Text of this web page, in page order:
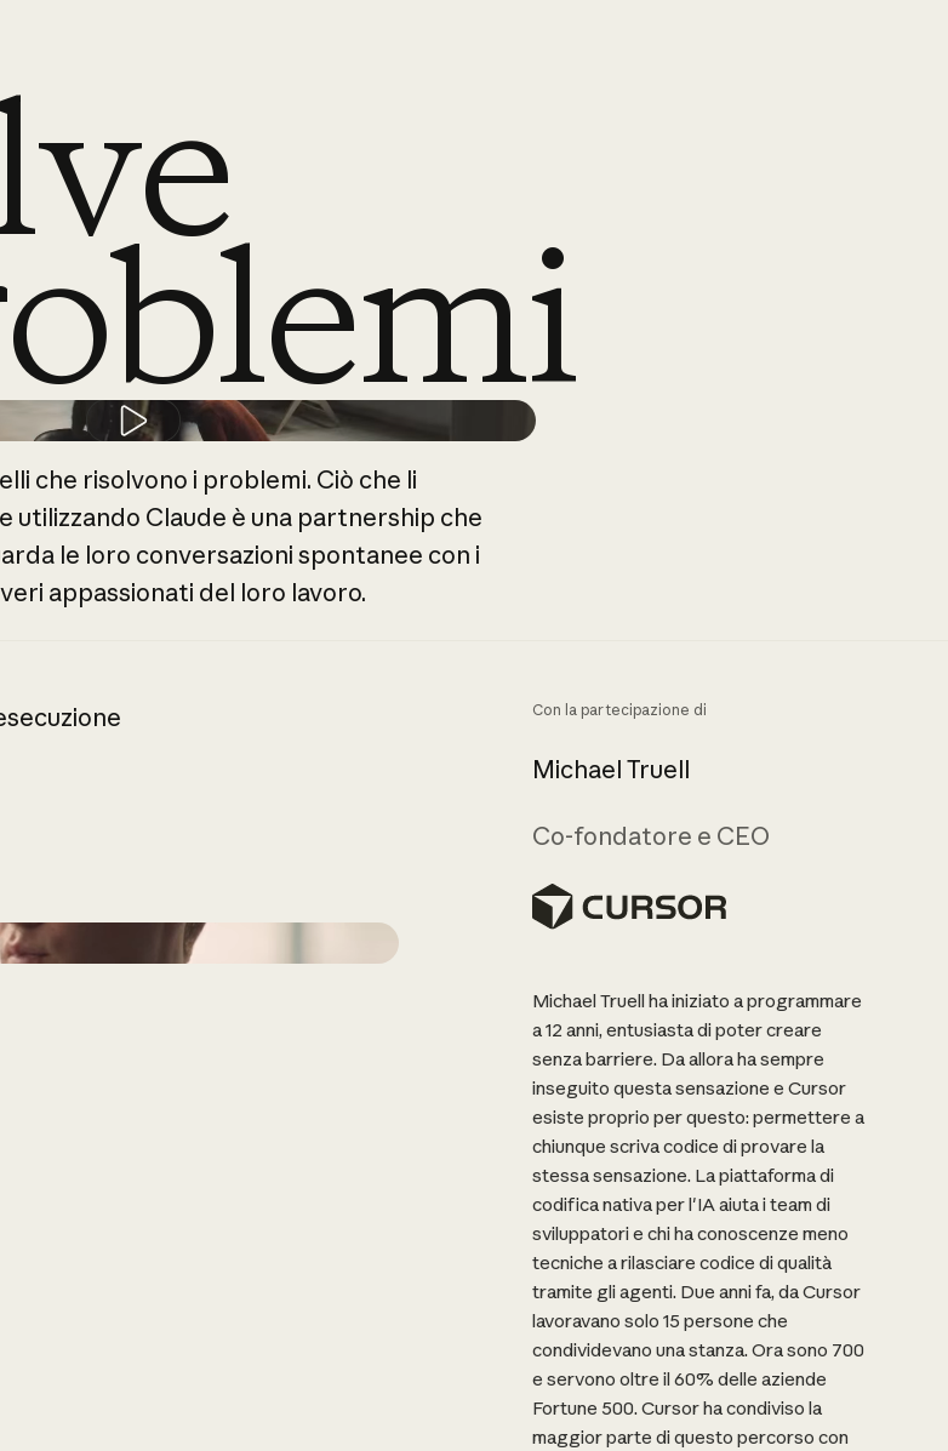
Play video
che risolvono i problemi. Ciò che li
utilizzando Claude è una partnership che
le loro conversazioni spontanee con i
veri appassionati del loro lavoro.
Con la partecipazione di
Michael Truell
Co-fondatore e CEO
Michael Truell ha iniziato a programmare
a 12 anni, entusiasta di poter creare
senza barriere. Da allora ha sempre
inseguito questa sensazione e Cursor
esiste proprio per questo: permettere a
chiunque scriva codice di provare la
stessa sensazione. La piattaforma di
codifica nativa per l'IA aiuta i team di
sviluppatori e chi ha conoscenze meno
tecniche a rilasciare codice di qualità
tramite gli agenti. Due anni fa, da Cursor
lavoravano solo 15 persone che
condividevano una stanza. Ora sono 700
e servono oltre il 60% delle aziende
Fortune 500. Cursor ha condiviso la
maggior parte di questo percorso con